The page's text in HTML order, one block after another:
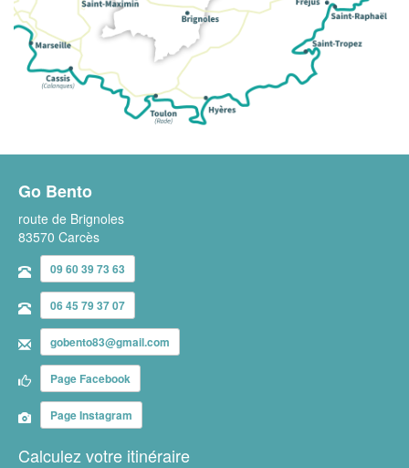
Go Bento
route de Brignoles
83570 Carcès
09 60 39 73 63
06 45 79 37 07
gobento83@gmail.com
Page Facebook
Page Instagram
Calculez votre itinéraire